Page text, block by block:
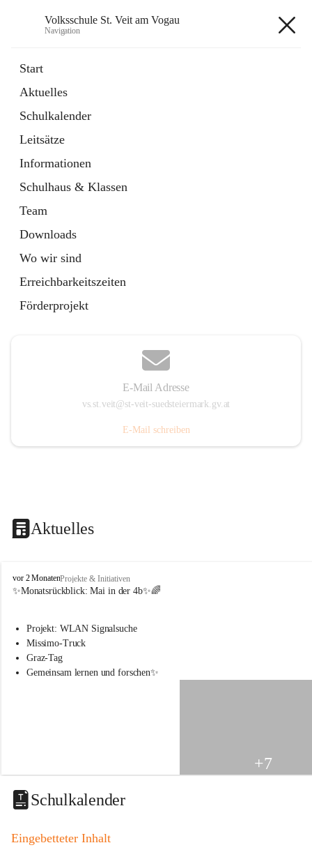
Volksschule St. Veit am Vogau
Navigation
Start
Aktuelles
Schulkalender
Leitsätze
Informationen
Schulhaus & Klassen
Team
Downloads
Wo wir sind
Erreichbarkeitszeiten
Förderprojekt
E-Mail Adresse
vs.st.veit@st-veit-suedsteiermark.gv.at
E-Mail schreiben
Aktuelles
V
o
s
s
c
i
t
a
o
vor 2 MonatenProjekte & Initiativen
✨Monatsrückblick: Mai in der 4b✨🌈
Projekt: WLAN Signalsuche
Missimo-Truck
Graz-Tag
Gemeinsam lernen und forschen✨
+7
Schulkalender
Eingebetteter Inhalt